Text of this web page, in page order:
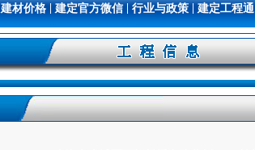
建材价格 建定官方微信 行业与政策 建定工程通